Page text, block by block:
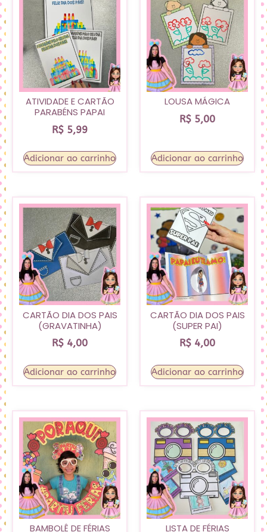
ATIVIDADE E CARTÃO
PARABÉNS PAPAI
R$ 5,99
Adicionar ao carrinho
LOUSA MÁGICA
R$ 5,00
Adicionar ao carrinho
CARTÃO DIA DOS PAIS
(GRAVATINHA)
R$ 4,00
Adicionar ao carrinho
CARTÃO DIA DOS PAIS
(SUPER PAI)
R$ 4,00
Adicionar ao carrinho
BAMBOLÊ DE FÉRIAS LISTA DE FÉRIAS